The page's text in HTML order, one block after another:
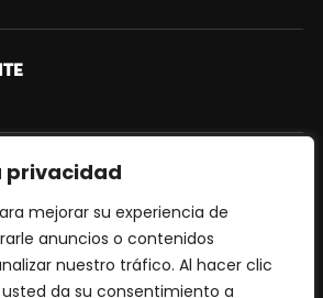
privacidad
mejorar su experiencia de
anuncios o contenidos
nuestro tráfico. Al hacer clic
usted da su consentimiento a